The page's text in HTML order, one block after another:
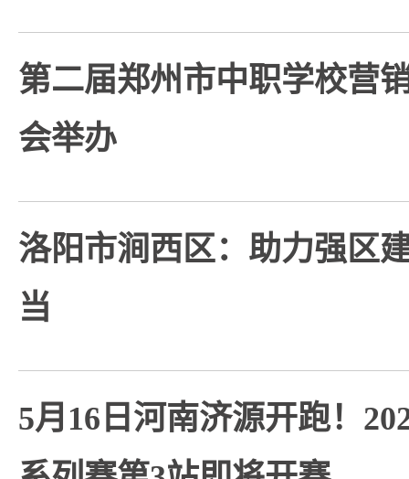
第二届郑州市中职学校营
会举办
洛阳市涧西区：助力强区
当
5月16日河南济源开跑！